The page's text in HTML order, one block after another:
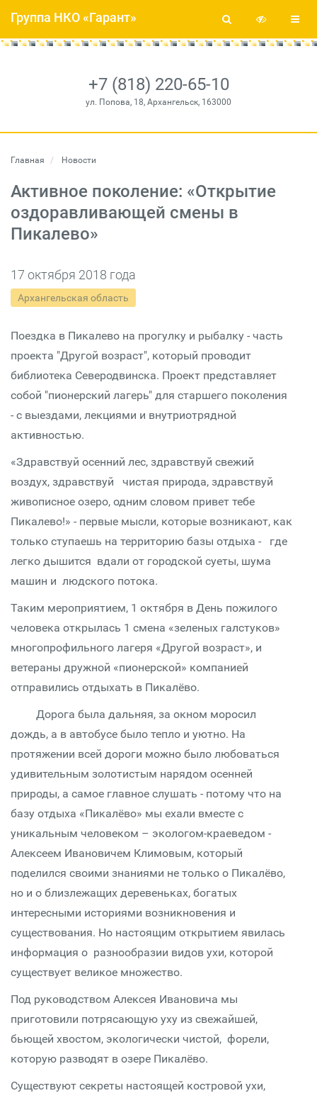
+7 (818) 220-65-10
ул. Попова, 18, Архангельск, 163000
Группа НКО «Гарант»
Главная Новости
Активное поколение: «Открытие
оздоравливающей смены в
Пикалево»
17 октября 2018 года
Архангельская область
Поездка в Пикалево на прогулку и рыбалку - часть
проекта "Другой возраст", который проводит
библиотека Северодвинска. Проект представляет
собой "пионерский лагерь" для старшего поколения
- с выездами, лекциями и внутриотрядной
активностью.
«Здравствуй осенний лес, здравствуй свежий
воздух, здравствуй чистая природа, здравствуй
живописное озеро, одним словом привет тебе
Пикалево!» - первые мысли, которые возникают, как
только ступаешь на территорию базы отдыха - где
легко дышится вдали от городской суеты, шума
машин и людского потока.
Таким мероприятием, 1 октября в День пожилого
человека открылась 1 смена «зеленых галстуков»
многопрофильного лагеря «Другой возраст», и
ветераны дружной «пионерской» компанией
отправились отдыхать в Пикалёво.
Дорога была дальняя, за окном моросил
дождь, а в автобусе было тепло и уютно. На
протяжении всей дороги можно было любоваться
удивительным золотистым нарядом осенней
природы, а самое главное слушать - потому что на
базу отдыха «Пикалёво» мы ехали вместе с
уникальным человеком – экологом-краеведом -
Алексеем Ивановичем Климовым, который
поделился своими знаниями не только о Пикалёво,
но и о близлежащих деревеньках, богатых
интересными историями возникновения и
существования. Но настоящим открытием явилась
информация о разнообразии видов ухи, которой
существует великое множество.
Под руководством Алексея Ивановича мы
приготовили потрясающую уху из свежайшей,
бьющей хвостом, экологически чистой, форели,
которую разводят в озере Пикалёво.
Существуют секреты настоящей костровой ухи,